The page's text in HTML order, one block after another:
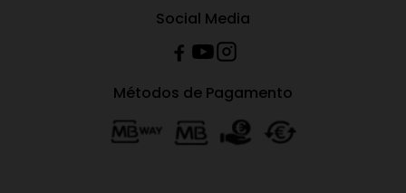
Social Media
Métodos de Pagamento